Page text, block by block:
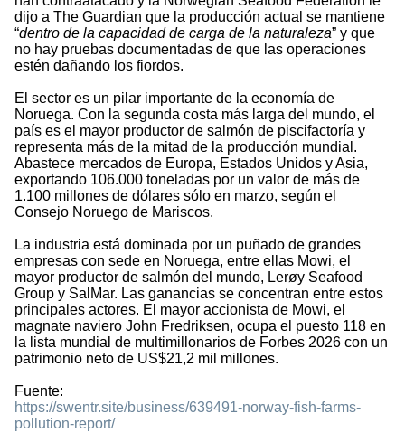
dijo a The Guardian que la producción actual se mantiene
“dentro de la capacidad de carga de la naturaleza” y que
no hay pruebas documentadas de que las operaciones
estén dañando los fiordos.
El sector es un pilar importante de la economía de
Noruega. Con la segunda costa más larga del mundo, el
país es el mayor productor de salmón de piscifactoría y
representa más de la mitad de la producción mundial.
Abastece mercados de Europa, Estados Unidos y Asia,
exportando 106.000 toneladas por un valor de más de
1.100 millones de dólares sólo en marzo, según el
Consejo Noruego de Mariscos.
La industria está dominada por un puñado de grandes
empresas con sede en Noruega, entre ellas Mowi, el
mayor productor de salmón del mundo, Lerøy Seafood
Group y SalMar. Las ganancias se concentran entre estos
principales actores. El mayor accionista de Mowi, el
magnate naviero John Fredriksen, ocupa el puesto 118 en
la lista mundial de multimillonarios de Forbes 2026 con un
patrimonio neto de US$21,2 mil millones.
Fuente:
https://swentr.site/business/639491-norway-fish-farms-
pollution-report/